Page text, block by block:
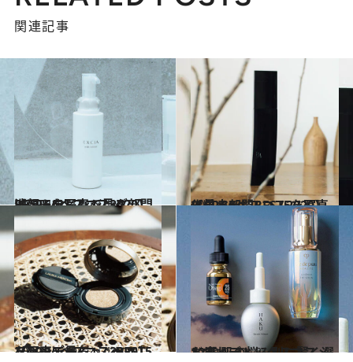
関連記事
2020.12.11
【CREAベスコス2020】洗顔＆クレンジング部門BEST5を写真で見る
ビューティ＆ヘルス 2020.12.12
【CREAベスコス2020】化粧水部門BEST5を写真で見る
ビューティ＆ヘルス
2020.12.10
【CREAベスコス2020】ファンデーションBEST5を写真で見る
ビューティ＆ヘルス 2019.9.30
お疲れデトックスコスメ12選 肌の悩み別に賢く選んで
ビューティ＆ヘルス